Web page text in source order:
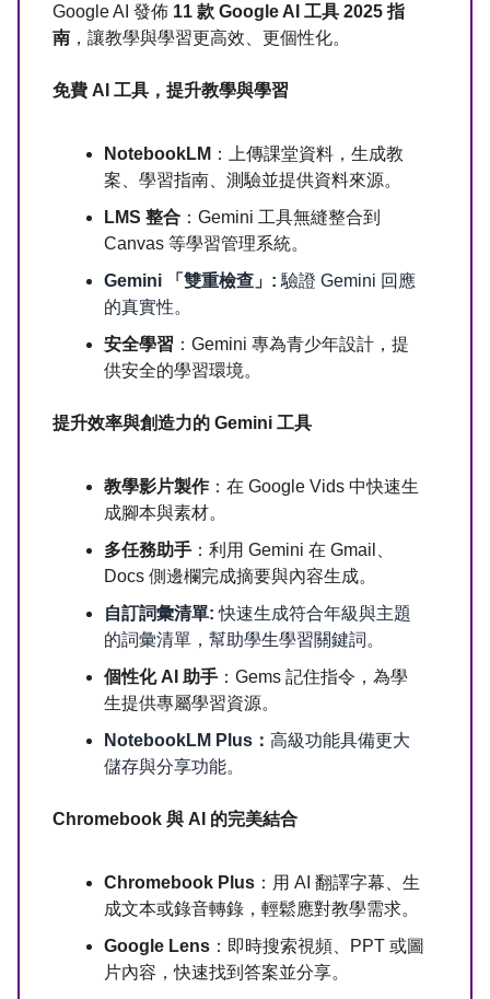
Google AI 發佈 11 款 Google AI 工具 2025 指
南 ，讓教學與學習更高效、更個性化。
免費 AI 工具，提升教學與學習
NotebookLM ：上傳課堂資料，生成教
案、學習指南、測驗並提供資料來源。
LMS 整合 ：Gemini 工具無縫整合到
Canvas 等學習管理系統。
Gemini 「雙重檢查」: 驗證 Gemini 回應
的真實性。
安全學習 ：Gemini 專為青少年設計，提
供安全的學習環境。
提升效率與創造力的 Gemini 工具
教學影片製作：在 Google Vids 中快速生
成腳本與素材。
多任務助手 ：利用 Gemini 在 Gmail、
Docs 側邊欄完成摘要與內容生成。
自訂詞彙清單: 快速生成符合年級與主題
的詞彙清單，幫助學生學習關鍵詞。
個性化 AI 助手 ：Gems 記住指令，為學
生提供專屬學習資源。
NotebookLM Plus： 高級功能具備更大
儲存與分享功能。
Chromebook 與 AI 的完美結合
Chromebook Plus ：用 AI 翻譯字幕、生
成文本或錄音轉錄，輕鬆應對教學需求。
Google Lens ：即時搜索視頻、PPT 或圖
片內容，快速找到答案並分享。